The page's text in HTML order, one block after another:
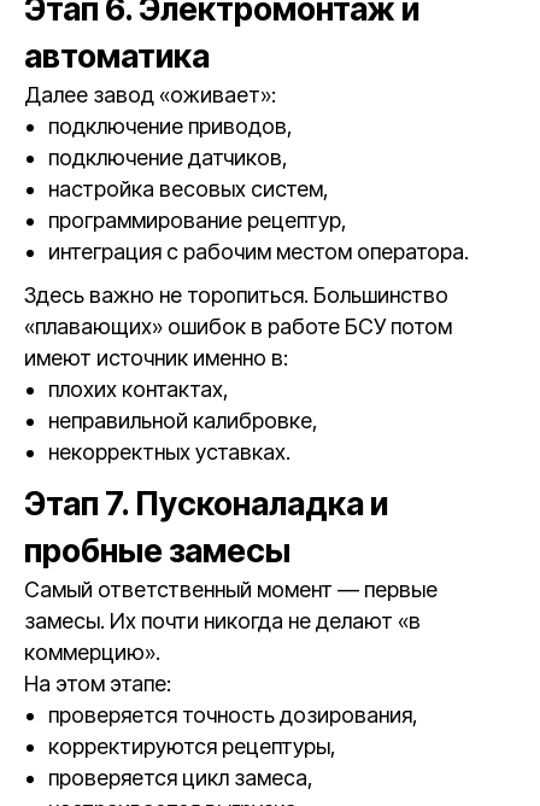
Этап 6. Электромонтаж и
автоматика
Далее завод «оживает»:
подключение приводов,
подключение датчиков,
настройка весовых систем,
программирование рецептур,
интеграция с рабочим местом оператора.
Здесь важно не торопиться. Большинство
«плавающих» ошибок в работе БСУ потом
имеют источник именно в:
плохих контактах,
неправильной калибровке,
некорректных уставках.
Этап 7. Пусконаладка и
пробные замесы
Самый ответственный момент — первые
замесы. Их почти никогда не делают «в
коммерцию».
На этом этапе:
проверяется точность дозирования,
корректируются рецептуры,
проверяется цикл замеса,